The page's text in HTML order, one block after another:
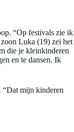
“Op festivals zie ik
Luka (19) zei het
die je kleinkinderen
en te dansen. Ik
“Dat mijn kinderen